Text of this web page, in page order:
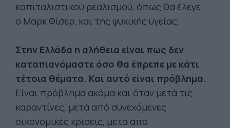
καπιταλιστικού ρεαλισμού, όπως θα έλεγε
ο Μαρκ Φίσερ, και της ψυχικής υγείας.
Στην Ελλάδα η αλήθεια είναι πως δεν
καταπιανόμαστε όσο θα έπρεπε με κάτι
τέτοια θέματα. Και αυτό είναι πρόβλημα.
Είναι πρόβλημα ακόμα και όταν μετά τις
καραντίνες, μετά από συνεχόμενες
οικονομικές κρίσεις, μετά από